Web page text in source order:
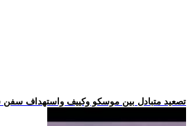
.. تصعيد متبادل بين موسكو وكييف واستهداف